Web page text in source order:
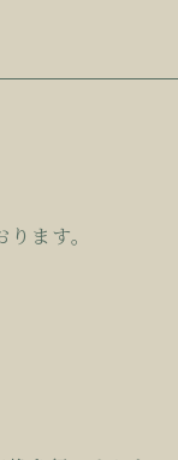
ます。